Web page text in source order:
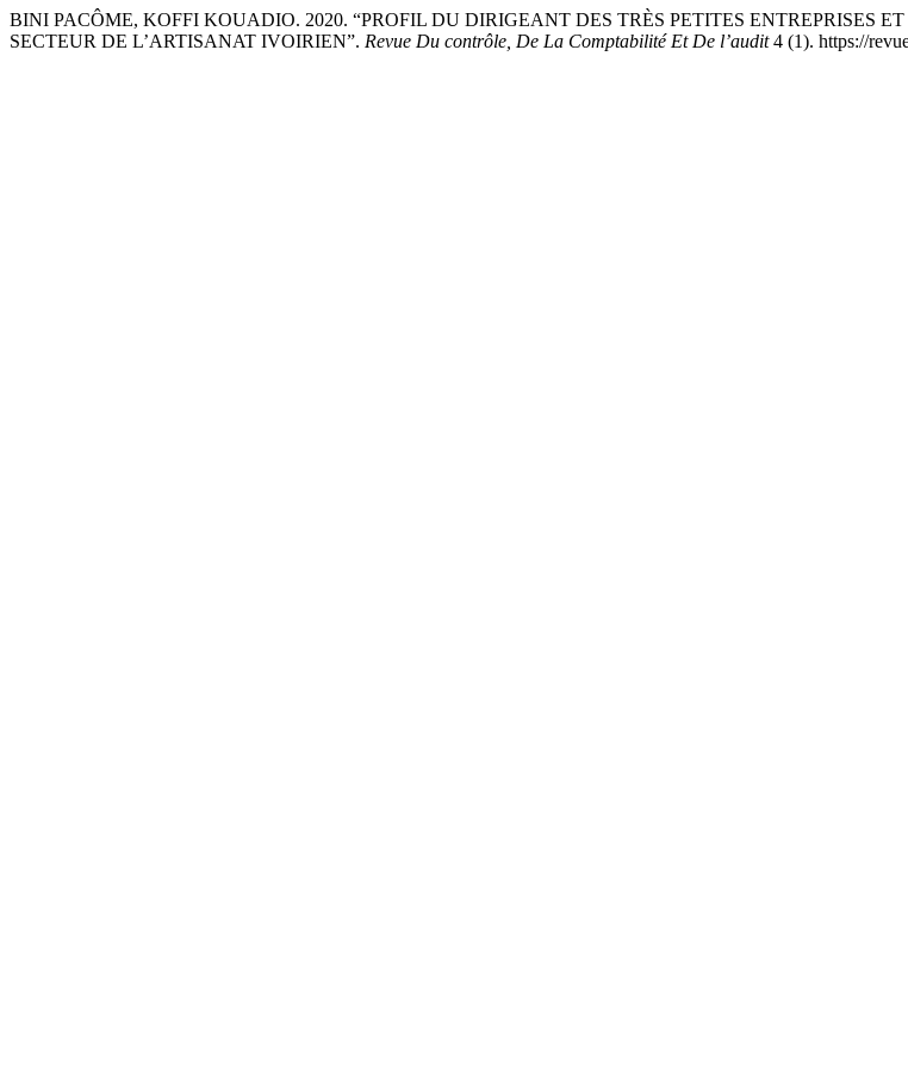
BINI PACÔME, KOFFI KOUADIO. 2020. “PROFIL DU DIRIGEANT DES TRÈS PETITES ENTREPRISES
SECTEUR DE L’ARTISANAT IVOIRIEN”. Revue Du contrôle, De La Comptabilité Et De l’audit4 (1). https://